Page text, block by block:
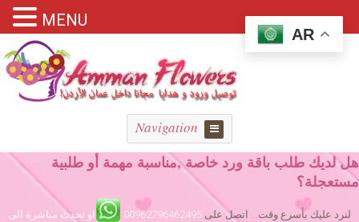
Navigation
هل لديك طلب باقة ورد خاصة ,مناسبة مهمة أو طلبية
مستعجلة؟
لنرد عليك بأسرع وقت... اتصل على 00962796462495
او تحدث مباشرة الى
AR
MENU